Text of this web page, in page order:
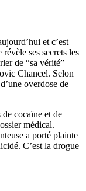
et c’est
ses secrets les
de “sa vérité”
Chancel. Selon
overdose de
cocaïne et de
médical.
a porté plainte
C’est la drogue